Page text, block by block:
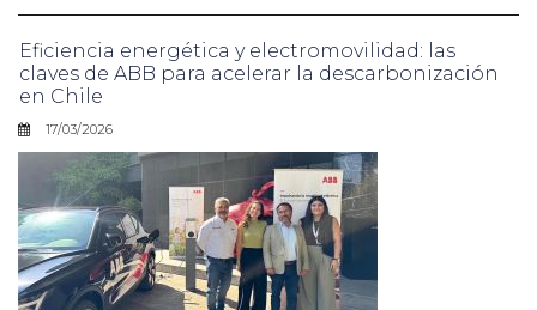
Eficiencia energética y electromovilidad: las
claves de ABB para acelerar la descarbonización
en Chile
17/03/2026